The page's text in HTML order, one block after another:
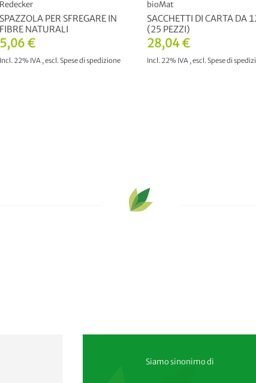
5,06 €
Incl. 22% IVA ,escl.Spese di spedizione
Redecker
SPAZZOLA PER SFREGARE IN
FIBRE NATURALI
28,04 €
Incl. 22% IVA ,escl.Spese di
bioMat
SACCHETTI DI CARTA DA
(25 PEZZI)
Siamo sinonimo di